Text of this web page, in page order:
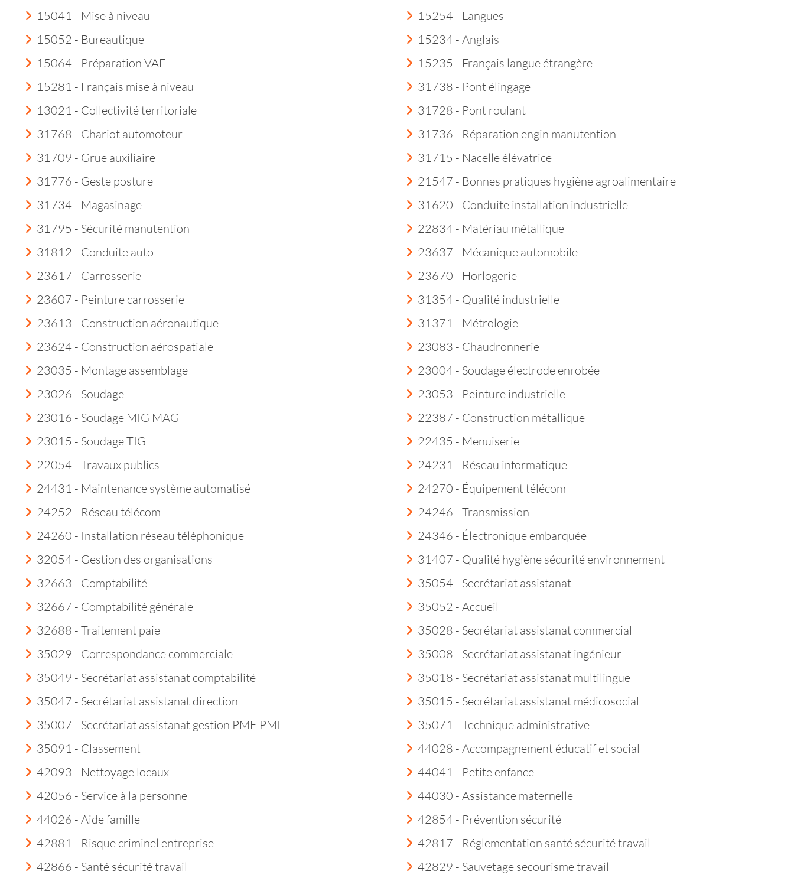
15041 - Mise à niveau
15052 - Bureautique
15064 - Préparation VAE
15254 - Langues
15234 - Anglais
15235 - Français langue étrangère
15281 - Français mise à niveau
13021 - Collectivité territoriale
31768 - Chariot automoteur
31709 - Grue auxiliaire
31738 - Pont élingage
31728 - Pont roulant
31736 - Réparation engin manutention
31715 - Nacelle élévatrice
31776 - Geste posture
31734 - Magasinage
31795 - Sécurité manutention
31812 - Conduite auto
21547 - Bonnes pratiques hygiène agroalimentaire
31620 - Conduite installation industrielle
22834 - Matériau métallique
23637 - Mécanique automobile
23617 - Carrosserie
23607 - Peinture carrosserie
23613 - Construction aéronautique
23624 - Construction aérospatiale
23670 - Horlogerie
31354 - Qualité industrielle
31371 - Métrologie
23083 - Chaudronnerie
23035 - Montage assemblage
23026 - Soudage
23016 - Soudage MIG MAG
23015 - Soudage TIG
23004 - Soudage électrode enrobée
23053 - Peinture industrielle
22387 - Construction métallique
22435 - Menuiserie
22054 - Travaux publics
24431 - Maintenance système automatisé
24252 - Réseau télécom
24260 - Installation réseau téléphonique
24231 - Réseau informatique
24270 - Équipement télécom
24246 - Transmission
24346 - Électronique embarquée
32054 - Gestion des organisations
32663 - Comptabilité
32667 - Comptabilité générale
32688 - Traitement paie
31407 - Qualité hygiène sécurité environnement
35054 - Secrétariat assistanat
35052 - Accueil
35028 - Secrétariat assistanat commercial
35029 - Correspondance commerciale
35049 - Secrétariat assistanat comptabilité
35047 - Secrétariat assistanat direction
35007 - Secrétariat assistanat gestion PME PMI
35008 - Secrétariat assistanat ingénieur
35018 - Secrétariat assistanat multilingue
35015 - Secrétariat assistanat médicosocial
35071 - Technique administrative
35091 - Classement
42093 - Nettoyage locaux
42056 - Service à la personne
44026 - Aide famille
44028 - Accompagnement éducatif et social
44041 - Petite enfance
44030 - Assistance maternelle
42854 - Prévention sécurité
42881 - Risque criminel entreprise
42866 - Santé sécurité travail
42817 - Réglementation santé sécurité travail
42829 - Sauvetage secourisme travail